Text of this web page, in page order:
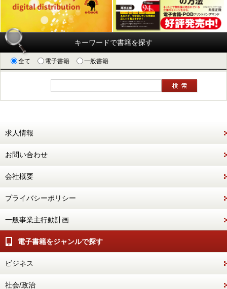
キーワードで書籍を探す
全て 電子書籍 一般書籍
求人情報
お問い合わせ
会社概要
プライバシーポリシー
一般事業主行動計画
電子書籍をジャンルで探す
ビジネス
社会/政治